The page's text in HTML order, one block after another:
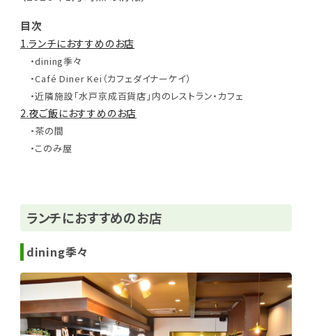
目次
1.ランチにおすすめのお店
・dining季々
・Café Diner Kei（カフェダイナーケイ）
・近隣施設「水戸京成百貨店」内のレストラン・カフェ
2.夜ご飯におすすめのお店
・茶の間
・このみ屋
ランチにおすすめのお店
dining季々